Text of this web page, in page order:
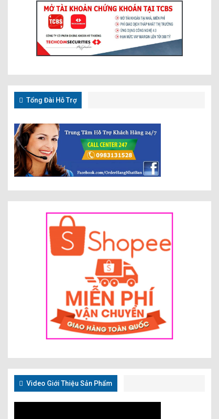
Tổng Đài Hỗ Trợ
Video Giới Thiệu Sản Phẩm